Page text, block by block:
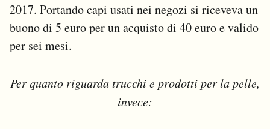
2017. Portando capi usati nei negozi si riceveva un
buono di 5 euro per un acquisto di 40 euro e valido
per sei mesi.
Per quanto riguarda trucchi e prodotti per la pelle,
invece: